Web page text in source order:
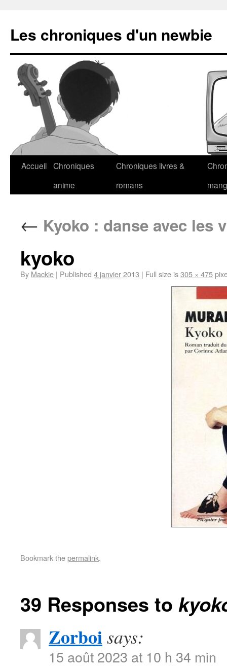
Les chroniques d'un newbie
Accueil Chroniques
anime
Chroniques livres &
romans
← Kyoko : danse avec les
kyoko
By Mackie | Published 4 janvier 2013 | Full size is305 × 475
Bookmark thepermalink.
39 Responses to
Zorboisays:
15 août 2023 at 10 h 34 min